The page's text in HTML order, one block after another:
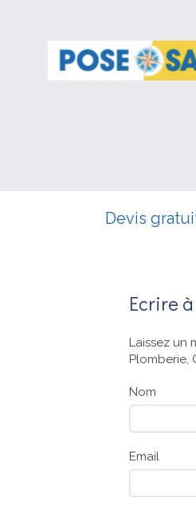
Devis
Ecrire
Laissez un
Plomberie,
Nom
Email